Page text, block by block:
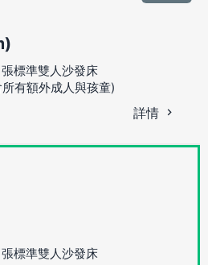
標準雙人沙發床
有額外成人與孩童)
詳情
標準雙人沙發床